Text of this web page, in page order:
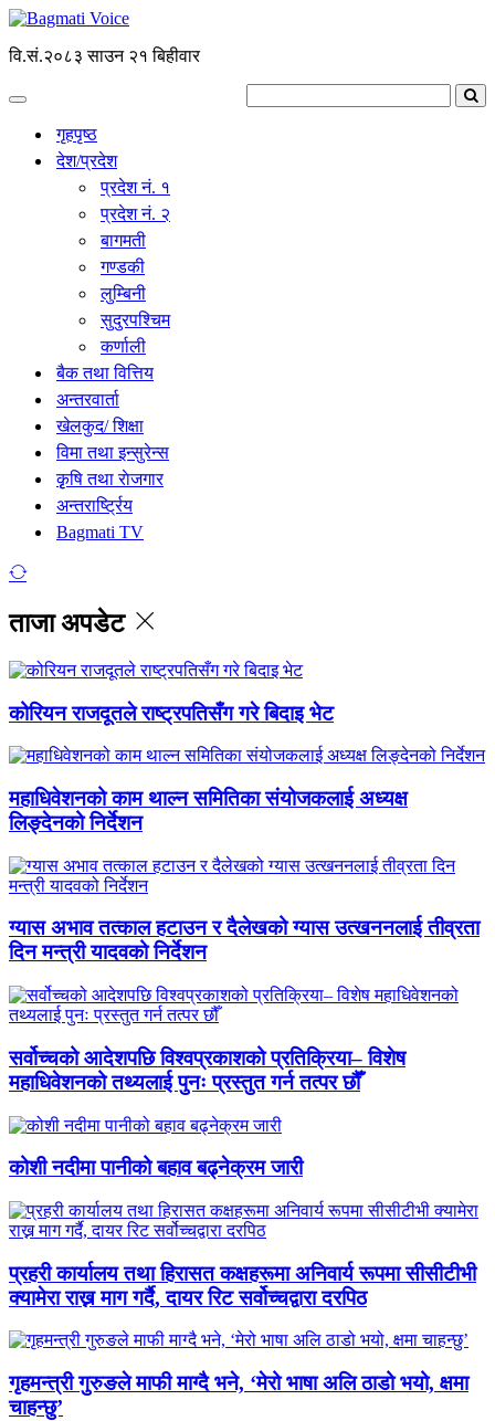
वि.सं.२०८३ साउन २१ बिहीवार
गृहपृष्ठ
देश/प्रदेश
प्रदेश नं. १
प्रदेश नं. २
बागमती
गण्डकी
लुम्बिनी
सुदुरपश्चिम
कर्णाली
बैक तथा वित्तिय
अन्तरवार्ता
खेलकुद/ शिक्षा
विमा तथा इन्सुरेन्स
कृृषि तथा राेजगार
अन्तरार्ष्ट्रिय
Bagmati TV
ताजा अपडेट
कोरियन राजदूतले राष्ट्रपतिसँग गरे बिदाइ भेट
महाधिवेशनको काम थाल्न समितिका संयोजकलाई अध्यक्ष
लिङ्देनको निर्देशन
ग्यास अभाव तत्काल हटाउन र दैलेखको ग्यास उत्खननलाई तीव्रता
दिन मन्त्री यादवको निर्देशन
सर्वोच्चको आदेशपछि विश्वप्रकाशको प्रतिक्रिया– विशेष
महाधिवेशनको तथ्यलाई पुनः प्रस्तुत गर्न तत्पर छौँ
कोशी नदीमा पानीको बहाव बढ्नेक्रम जारी
प्रहरी कार्यालय तथा हिरासत कक्षहरूमा अनिवार्य रूपमा सीसीटीभी
क्यामेरा राख्न माग गर्दै, दायर रिट सर्वोच्चद्वारा दरपिठ
गृहमन्त्री गुरुङले माफी माग्दै भने, ‘मेरो भाषा अलि ठाडो भयो, क्षमा
चाहन्छु’